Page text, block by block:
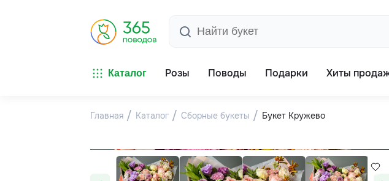
Каталог Розы Поводы Подарки Хиты
Главная Каталог Сборные букеты Букет Кружево